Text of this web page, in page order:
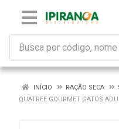
INÍCIO RAÇÃO SECA
QUATREE GOURMET GATOS